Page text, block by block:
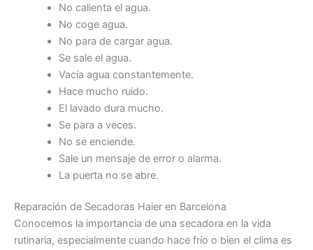
No calienta el agua.
No coge agua.
No para de cargar agua.
Se sale el agua.
Vacía agua constantemente.
Hace mucho ruido.
El lavado dura mucho.
Se para a veces.
No se enciende.
Sale un mensaje de error o alarma.
La puerta no se abre.
Reparación de Secadoras Haier en Barcelona
Conocemos la importancia de una secadora en la vida
rutinaria, especialmente cuando hace frío o bien el clima es